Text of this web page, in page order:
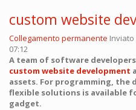
custom website
Collegamento permanente Inviato
07:12
A team of software
custom website development
assets. For programming, the
flexible solutions is available
gadget.